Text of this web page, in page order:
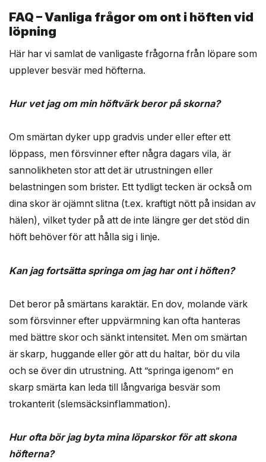
FAQ – Vanliga frågor om ont i höften vid
löpning
Här har vi samlat de vanligaste frågorna från löpare som
upplever besvär med höfterna.
Hur vet jag om min höftvärk beror på skorna?
Om smärtan dyker upp gradvis under eller efter ett
löppass, men försvinner efter några dagars vila, är
sannolikheten stor att det är utrustningen eller
belastningen som brister. Ett tydligt tecken är också om
dina skor är ojämnt slitna (t.ex. kraftigt nött på insidan av
hälen), vilket tyder på att de inte längre ger det stöd din
höft behöver för att hålla sig i linje.
Kan jag fortsätta springa om jag har ont i höften?
Det beror på smärtans karaktär. En dov, molande värk
som försvinner efter uppvärmning kan ofta hanteras
med bättre skor och sänkt intensitet. Men om smärtan
är skarp, huggande eller gör att du haltar, bör du vila
och se över din utrustning. Att ”springa igenom” en
skarp smärta kan leda till långvariga besvär som
trokanterit (slemsäcksinflammation).
Hur ofta bör jag byta mina löparskor för att skona
höfterna?